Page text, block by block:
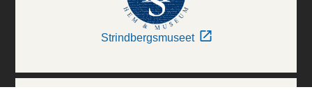
Strindbergsmuseet